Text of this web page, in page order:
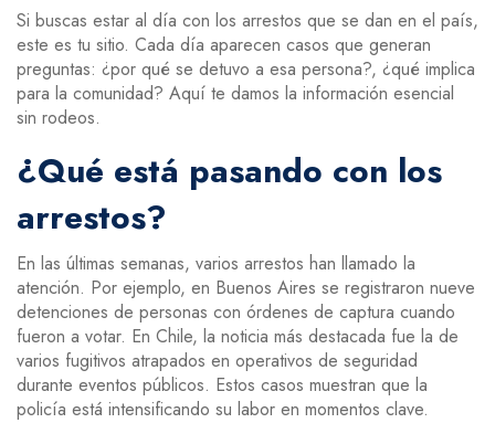
Si buscas estar al día con los arrestos que se dan en el país,
este es tu sitio. Cada día aparecen casos que generan
preguntas: ¿por qué se detuvo a esa persona?, ¿qué implica
para la comunidad? Aquí te damos la información esencial
sin rodeos.
¿Qué está pasando con los
arrestos?
En las últimas semanas, varios arrestos han llamado la
atención. Por ejemplo, en Buenos Aires se registraron nueve
detenciones de personas con órdenes de captura cuando
fueron a votar. En Chile, la noticia más destacada fue la de
varios fugitivos atrapados en operativos de seguridad
durante eventos públicos. Estos casos muestran que la
policía está intensificando su labor en momentos clave.